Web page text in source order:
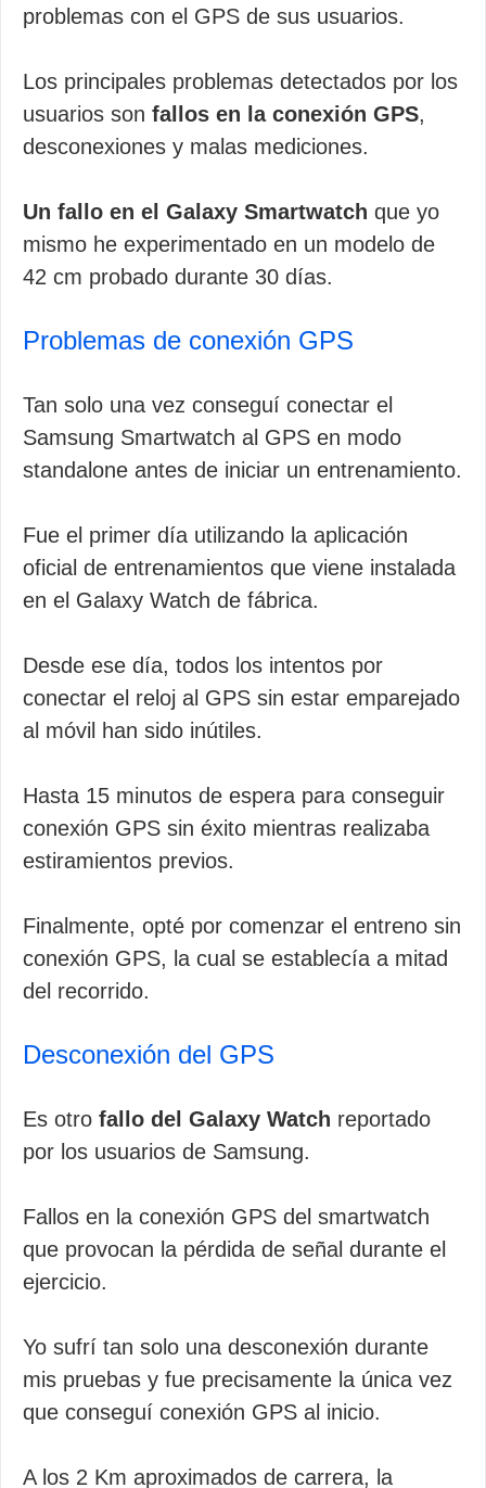
problemas con el GPS de sus usuarios.
Los principales problemas detectados por los
usuarios son fallos en la conexión GPS,
desconexiones y malas mediciones.
Un fallo en el Galaxy Smartwatch que yo
mismo he experimentado en un modelo de
42 cm probado durante 30 días.
Problemas de conexión GPS
Tan solo una vez conseguí conectar el
Samsung Smartwatch al GPS en modo
standalone antes de iniciar un entrenamiento.
Fue el primer día utilizando la aplicación
oficial de entrenamientos que viene instalada
en el Galaxy Watch de fábrica.
Desde ese día, todos los intentos por
conectar el reloj al GPS sin estar emparejado
al móvil han sido inútiles.
Hasta 15 minutos de espera para conseguir
conexión GPS sin éxito mientras realizaba
estiramientos previos.
Finalmente, opté por comenzar el entreno sin
conexión GPS, la cual se establecía a mitad
del recorrido.
Desconexión del GPS
Es otro fallo del Galaxy Watch reportado
por los usuarios de Samsung.
Fallos en la conexión GPS del smartwatch
que provocan la pérdida de señal durante el
ejercicio.
Yo sufrí tan solo una desconexión durante
mis pruebas y fue precisamente la única vez
que conseguí conexión GPS al inicio.
A los 2 Km aproximados de carrera, la